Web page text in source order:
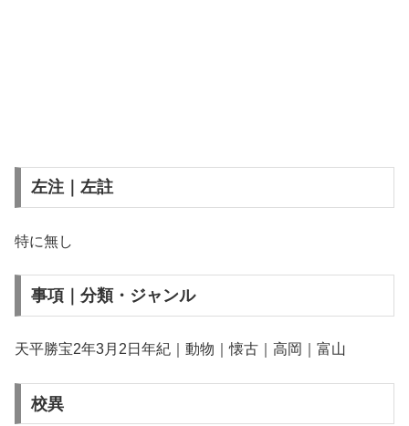
左注｜左註
特に無し
事項｜分類・ジャンル
天平勝宝2年3月2日年紀｜動物｜懐古｜高岡｜富山
校異